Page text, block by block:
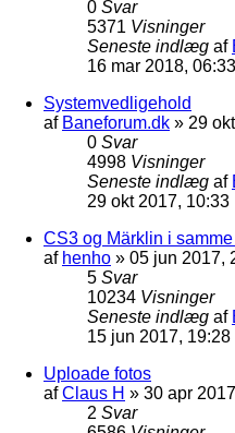
0 Svar
5371 Visninger
Seneste indlæg af
16 mar 2018, 06:33
Systemvedligehold
af Baneforum.dk » 29
0 Svar
4998 Visninger
Seneste indlæg af
29 okt 2017, 10:33
CS3 og Märklin i
af henho » 05 jun 2017,
5 Svar
10234 Visninger
Seneste indlæg af
15 jun 2017, 19:28
Uploade fotos
afClaus H » 30 apr
2 Svar